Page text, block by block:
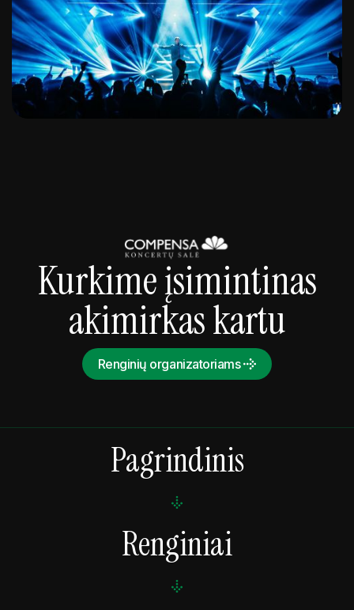
Kurkime įsimintinas
akimirkas kartu
Renginių organizatoriams
Pagrindinis
Renginiai